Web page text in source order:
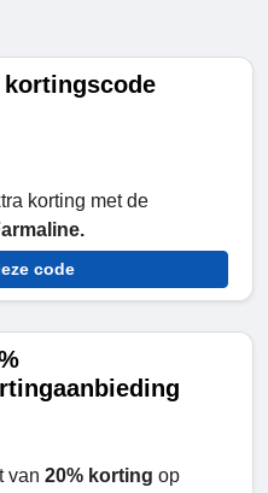
kortingscode
korting met de
code
van 20% korting op